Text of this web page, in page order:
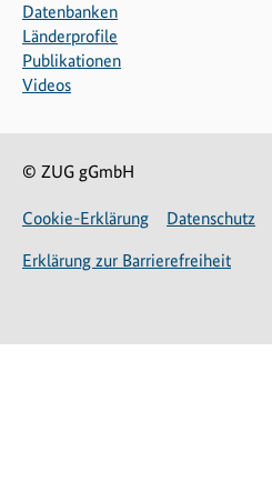
Datenbanken
Länderprofile
Publikationen
Videos
© ZUG gGmbH
Cookie-Erklärung Datenschutz
Erklärung zur Barrierefreiheit